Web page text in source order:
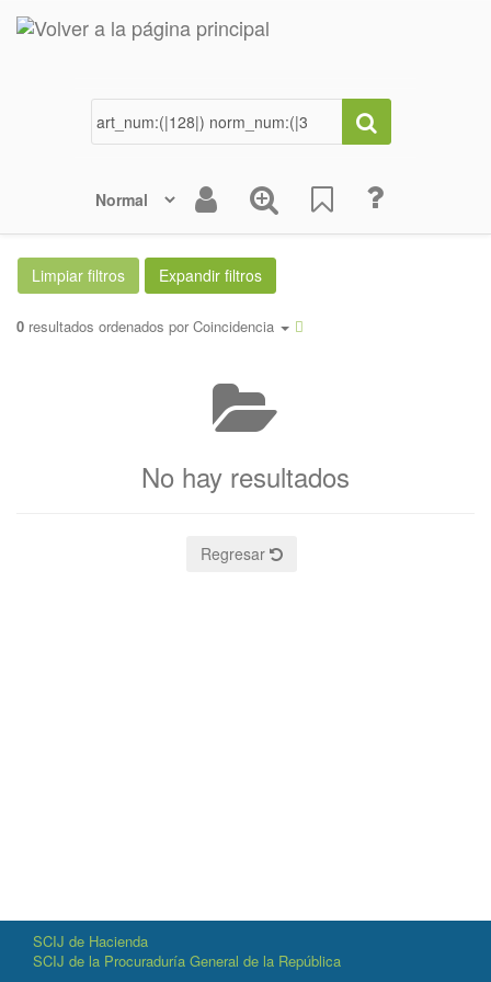
0 resultados ordenados por Coincidencia
No hay resultados
Regresar
SCIJ de Hacienda
SCIJ de la Procuraduría General de la República